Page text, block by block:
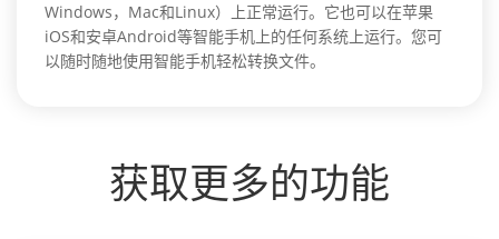
Windows，Mac和Linux）上正常运行。它也可以在苹果
iOS和安卓Android等智能手机上的任何系统上运行。您可
以随时随地使用智能手机轻松转换文件。
获取更多的功能